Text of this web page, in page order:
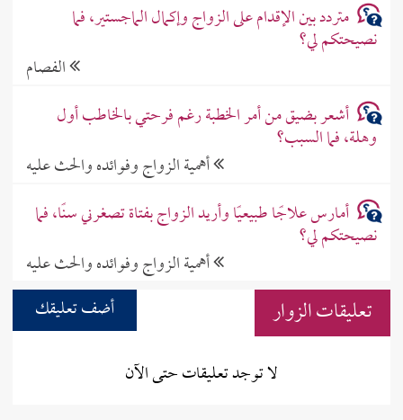
متردد بين الإقدام على الزواج وإكمال الماجستير، فما
نصيحتكم لي؟
الفصام
أشعر بضيق من أمر الخطبة رغم فرحتي بالخاطب أول
وهلة، فما السبب؟
أهمية الزواج وفوائده والحث عليه
أمارس علاجًا طبيعيًا وأريد الزواج بفتاة تصغرني سنًا، فما
نصيحتكم لي؟
أهمية الزواج وفوائده والحث عليه
تعليقات الزوار
أضف تعليقك
لا توجد تعليقات حتى الآن